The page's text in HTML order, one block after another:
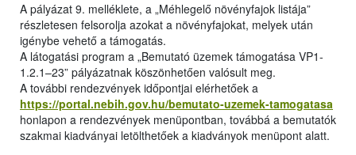
A pályázat 9. melléklete, a „Méhlegelő növényfajok listája”
részletesen felsorolja azokat a növényfajokat, melyek után
igénybe vehető a támogatás.
A látogatási program a „Bemutató üzemek támogatása VP1-
1.2.1–23” pályázatnak köszönhetően valósult meg.
A további rendezvények időpontjai elérhetőek a
https://portal.nebih.gov.hu/bemutato-uzemek-tamogatasa
honlapon a rendezvények menüpontban, továbbá a bemutatók
szakmai kiadványai letölthetőek a kiadványok menüpont alatt.